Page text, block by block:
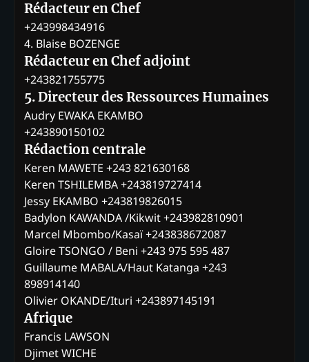
Rédacteur en Chef
+243998434916
4. Blaise BOZENGE
Rédacteur en Chef adjoint
+243821755775
5. Directeur des Ressources Humaines
Audry EWAKA EKAMBO
+243890150102
Rédaction centrale
Keren MAWETE +243 821630168
Keren TSHILEMBA +243819727414
Jessy EKAMBO +243819826015
Badylon KAWANDA /Kikwit +243982810901
Marcel Mbombo/Kasaï +243838672087
Gloire TSONGO / Beni +243 975 595 487
Guillaume MABALA/Haut Katanga +243
898914140
Olivier OKANDE/Ituri +243897145191
Afrique
Francis LAWSON
Djimet WICHE